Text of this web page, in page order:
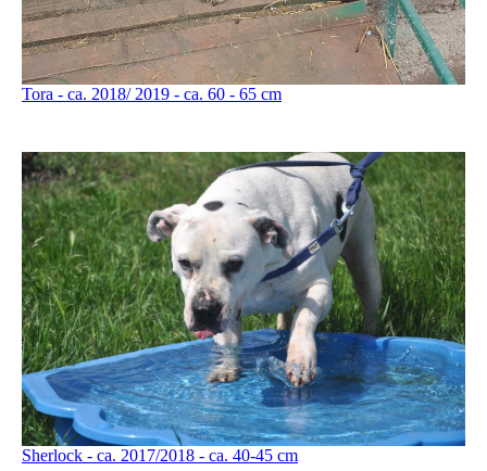
Tora - ca. 2018/ 2019 - ca. 60 - 65 cm
Sherlock - ca. 2017/2018 - ca. 40-45 cm